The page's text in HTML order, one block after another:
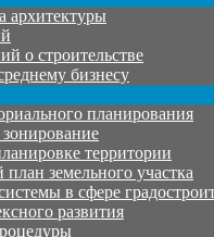
архитектуры
о строительстве
бизнесу
планирования
зонирование
территории
земельного участка
в сфере
развития